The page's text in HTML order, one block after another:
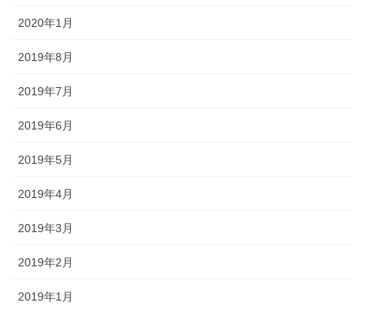
2020年1月
2019年8月
2019年7月
2019年6月
2019年5月
2019年4月
2019年3月
2019年2月
2019年1月